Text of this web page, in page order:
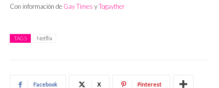
Con información de Gay Times yTogayther
TAGS Netflix
Facebook X Pinterest